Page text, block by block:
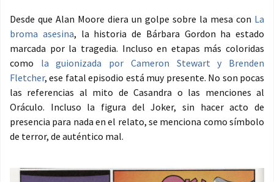
Desde que Alan Moore diera un golpe sobre la mesa con La
broma asesina, la historia de Bárbara Gordon ha estado
marcada por la tragedia. Incluso en etapas más coloridas
como la guionizada por Cameron Stewart y Brenden
Fletcher, ese fatal episodio está muy presente. No son pocas
las referencias al mito de Casandra o las menciones al
Oráculo. Incluso la figura del Joker, sin hacer acto de
presencia para nada en el relato, se menciona como símbolo
de terror, de auténtico mal.